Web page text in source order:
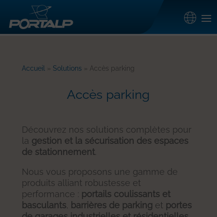
Accueil » Solutions » Accès parking
Accès parking
Découvrez nos solutions complètes pour
la gestion et la sécurisation des espaces
de stationnement.
Nous vous proposons une gamme de
produits alliant robustesse et
performance : portails coulissants et
basculants, barrières de parking et portes